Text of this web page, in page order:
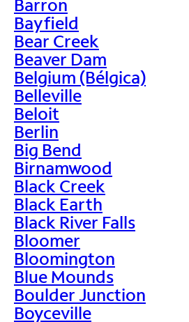
Barron
Bayfield
Bear Creek
Beaver Dam
Belgium (Bélgica)
Belleville
Beloit
Berlin
Big Bend
Birnamwood
Black Creek
Black Earth
Black River Falls
Bloomer
Bloomington
Blue Mounds
Boulder Junction
Boyceville